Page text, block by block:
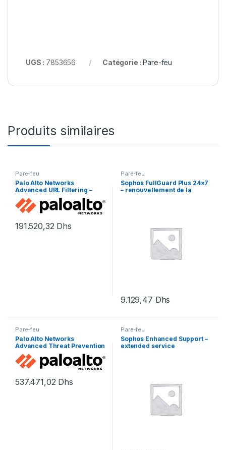
UGS : 7853656 Catégorie :Pare-feu
Produits similaires
Pare-feu
Palo Alto Networks
Advanced URL Filtering –
renouvellement de la
licence d’abonnement (1 an)
– 1 périphérique
191.520,32 Dhs
Pare-feu
Sophos FullGuard Plus 24×7
– renouvellement de la
9.129,47 Dhs
Pare-feu
Palo Alto Networks
Advanced Threat Prevention
– licence d’abonnement (1
an) – 1 périphérique
537.471,02 Dhs
Pare-feu
Sophos Enhanced Support –
extended service